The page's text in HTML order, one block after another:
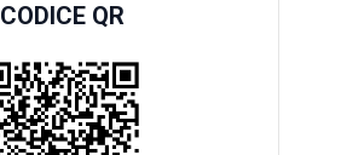
CODICE QR